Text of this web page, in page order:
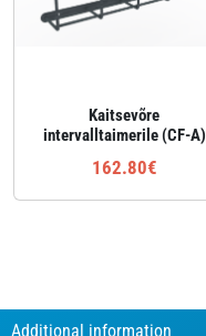
Kaitsevõre
intervalltaimerile (CF-A)
162.80€
Additional information